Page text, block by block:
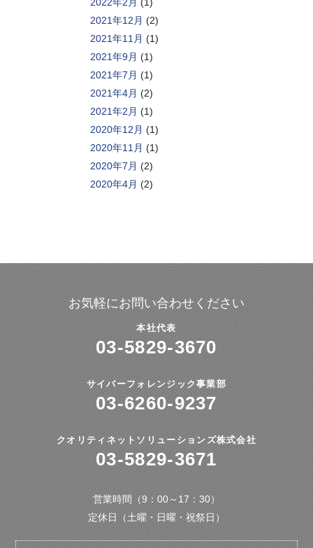
2021年12月 (2)
2021年11月 (1)
2021年9月 (1)
2021年7月 (1)
2021年4月 (2)
2021年2月 (1)
2020年12月 (1)
2020年11月 (1)
2020年7月 (2)
2020年4月 (2)
お気軽にお問い合わせください
本社代表
03-5829-3670
サイバーフォレンジック事業部
03-6260-9237
クオリティネットソリューションズ株式会社
03-5829-3671
営業時間（9：00～17：30）
定休日（土曜・日曜・祝祭日）